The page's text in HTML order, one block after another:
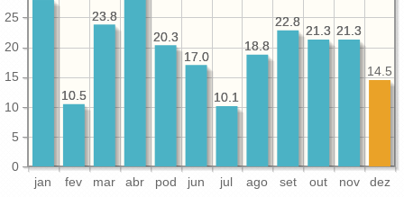
jan fev mar abr pod jun jul ago set out nov dez
0
5
10
15
20
25
21.3
21.3
22.8
18.8
10.1
17.0
20.3
23.8
10.5
14.5
21.3
21.3
22.8
18.8
10.1
17.0
20.3
23.8
10.5